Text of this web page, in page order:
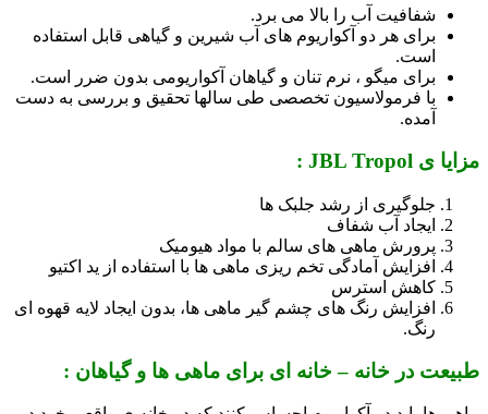
شفافیت آب را بالا می برد.
برای هر دو آکواریوم های آب شیرین و گیاهی قابل استفاده
است.
برای میگو ، نرم تنان و گیاهان آکواریومی بدون ضرر است.
با فرمولاسیون تخصصی طی سالها تحقیق و بررسی به دست
آمده.
مزایا ی JBL Tropol
:
جلوگیری از رشد جلبک ها
ایجاد آب شفاف
پرورش ماهی های سالم با مواد هیومیک
افزایش آمادگی تخم ریزی ماهی ها با استفاده از ید اکتیو
کاهش استرس
افزایش رنگ های چشم گیر ماهی ها، بدون ایجاد لایه قهوه ای
رنگ.
طبیعت در خانه – خانه ای برای ماهی ها و گیاهان :